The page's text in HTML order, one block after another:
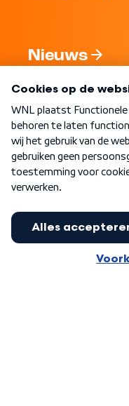
Nieuws
Nieuwsbrief
Word Lid